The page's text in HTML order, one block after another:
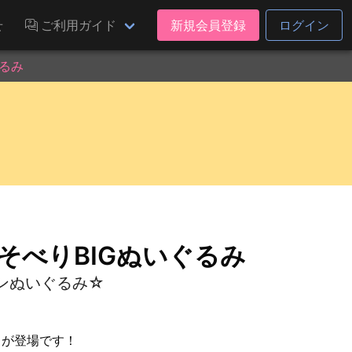
ご利用ガイド 新規会員登録 ログイン
み
べりBIGぬいぐるみ
ぬいぐるみ☆
登場です！